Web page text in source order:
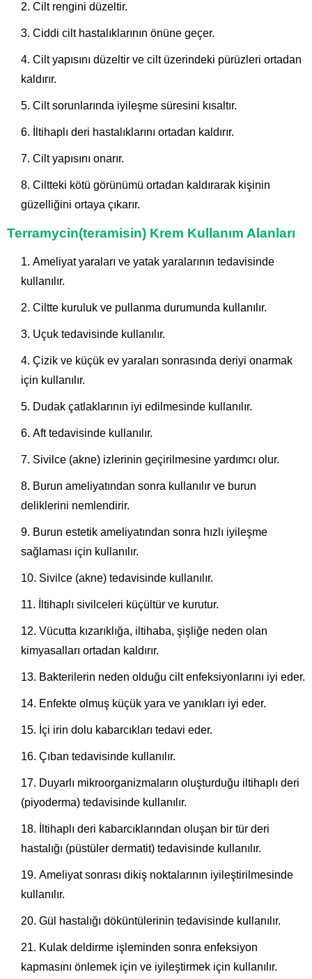
Cilt rengini düzeltir.
Ciddi cilt hastalıklarının önüne geçer.
Cilt yapısını düzeltir ve cilt üzerindeki pürüzleri ortadan
kaldırır.
Cilt sorunlarında iyileşme süresini kısaltır.
İltihaplı deri hastalıklarını ortadan kaldırır.
Cilt yapısını onarır.
Ciltteki kötü görünümü ortadan kaldırarak kişinin
güzelliğini ortaya çıkarır.
Terramycin(teramisin) Krem Kullanım Alanları
Ameliyat yaraları ve yatak yaralarının tedavisinde
kullanılır.
Ciltte kuruluk ve pullanma durumunda kullanılır.
Uçuk tedavisinde kullanılır.
Çizik ve küçük ev yaraları sonrasında deriyi onarmak
için kullanılır.
Dudak çatlaklarının iyi edilmesinde kullanılır.
Aft tedavisinde kullanılır.
Sivilce (akne) izlerinin geçirilmesine yardımcı olur.
Burun ameliyatından sonra kullanılır ve burun
deliklerini nemlendirir.
Burun estetik ameliyatından sonra hızlı iyileşme
sağlaması için kullanılır.
Sivilce (akne) tedavisinde kullanılır.
İltihaplı sivilceleri küçültür ve kurutur.
Vücutta kızarıklığa, iltihaba, şişliğe neden olan
kimyasalları ortadan kaldırır.
Bakterilerin neden olduğu cilt enfeksiyonlarını iyi eder.
Enfekte olmuş küçük yara ve yanıkları iyi eder.
İçi irin dolu kabarcıkları tedavi eder.
Çıban tedavisinde kullanılır.
Duyarlı mikroorganizmaların oluşturduğu iltihaplı deri
(piyoderma) tedavisinde kullanılır.
İltihaplı deri kabarcıklarından oluşan bir tür deri
hastalığı (püstüler dermatit) tedavisinde kullanılır.
Ameliyat sonrası dikiş noktalarının iyileştirilmesinde
kullanılır.
Gül hastalığı döküntülerinin tedavisinde kullanılır.
Kulak deldirme işleminden sonra enfeksiyon
kapmasını önlemek için ve iyileştirmek için kullanılır.